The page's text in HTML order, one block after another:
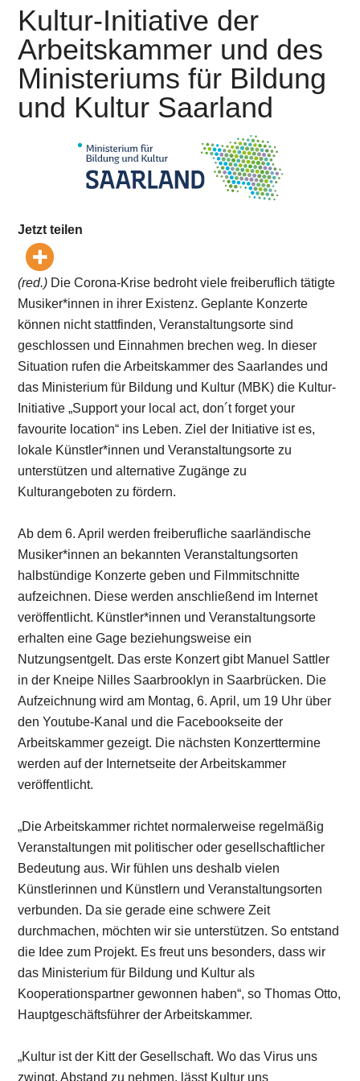
Kultur-Initiative der
Arbeitskammer und des
Ministeriums für Bildung
und Kultur Saarland
Jetzt teilen
(red.) Die Corona-Krise bedroht viele freiberuflich tätigte
Musiker*innen in ihrer Existenz. Geplante Konzerte
können nicht stattfinden, Veranstaltungsorte sind
geschlossen und Einnahmen brechen weg. In dieser
Situation rufen die Arbeitskammer des Saarlandes und
das Ministerium für Bildung und Kultur (MBK) die Kultur-
Initiative „Support your local act, don´t forget your
favourite location“ ins Leben. Ziel der Initiative ist es,
lokale Künstler*innen und Veranstaltungsorte zu
unterstützen und alternative Zugänge zu
Kulturangeboten zu fördern.
Ab dem 6. April werden freiberufliche saarländische
Musiker*innen an bekannten Veranstaltungsorten
halbstündige Konzerte geben und Filmmitschnitte
aufzeichnen. Diese werden anschließend im Internet
veröffentlicht. Künstler*innen und Veranstaltungsorte
erhalten eine Gage beziehungsweise ein
Nutzungsentgelt. Das erste Konzert gibt Manuel Sattler
in der Kneipe Nilles Saarbrooklyn in Saarbrücken. Die
Aufzeichnung wird am Montag, 6. April, um 19 Uhr über
den Youtube-Kanal und die Facebookseite der
Arbeitskammer gezeigt. Die nächsten Konzerttermine
werden auf der Internetseite der Arbeitskammer
veröffentlicht.
„Die Arbeitskammer richtet normalerweise regelmäßig
Veranstaltungen mit politischer oder gesellschaftlicher
Bedeutung aus. Wir fühlen uns deshalb vielen
Künstlerinnen und Künstlern und Veranstaltungsorten
verbunden. Da sie gerade eine schwere Zeit
durchmachen, möchten wir sie unterstützen. So entstand
die Idee zum Projekt. Es freut uns besonders, dass wir
das Ministerium für Bildung und Kultur als
Kooperationspartner gewonnen haben“, so Thomas Otto,
Hauptgeschäftsführer der Arbeitskammer.
„Kultur ist der Kitt der Gesellschaft. Wo das Virus uns
zwingt, Abstand zu nehmen, lässt Kultur uns